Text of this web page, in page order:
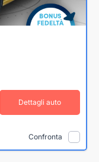
Dettagli auto
Confronta